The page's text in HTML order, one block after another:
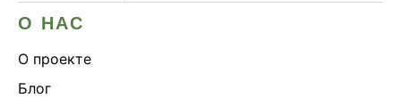
О НАС
О проекте
Блог